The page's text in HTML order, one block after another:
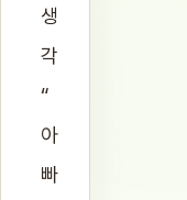
생
각
“
아
빠